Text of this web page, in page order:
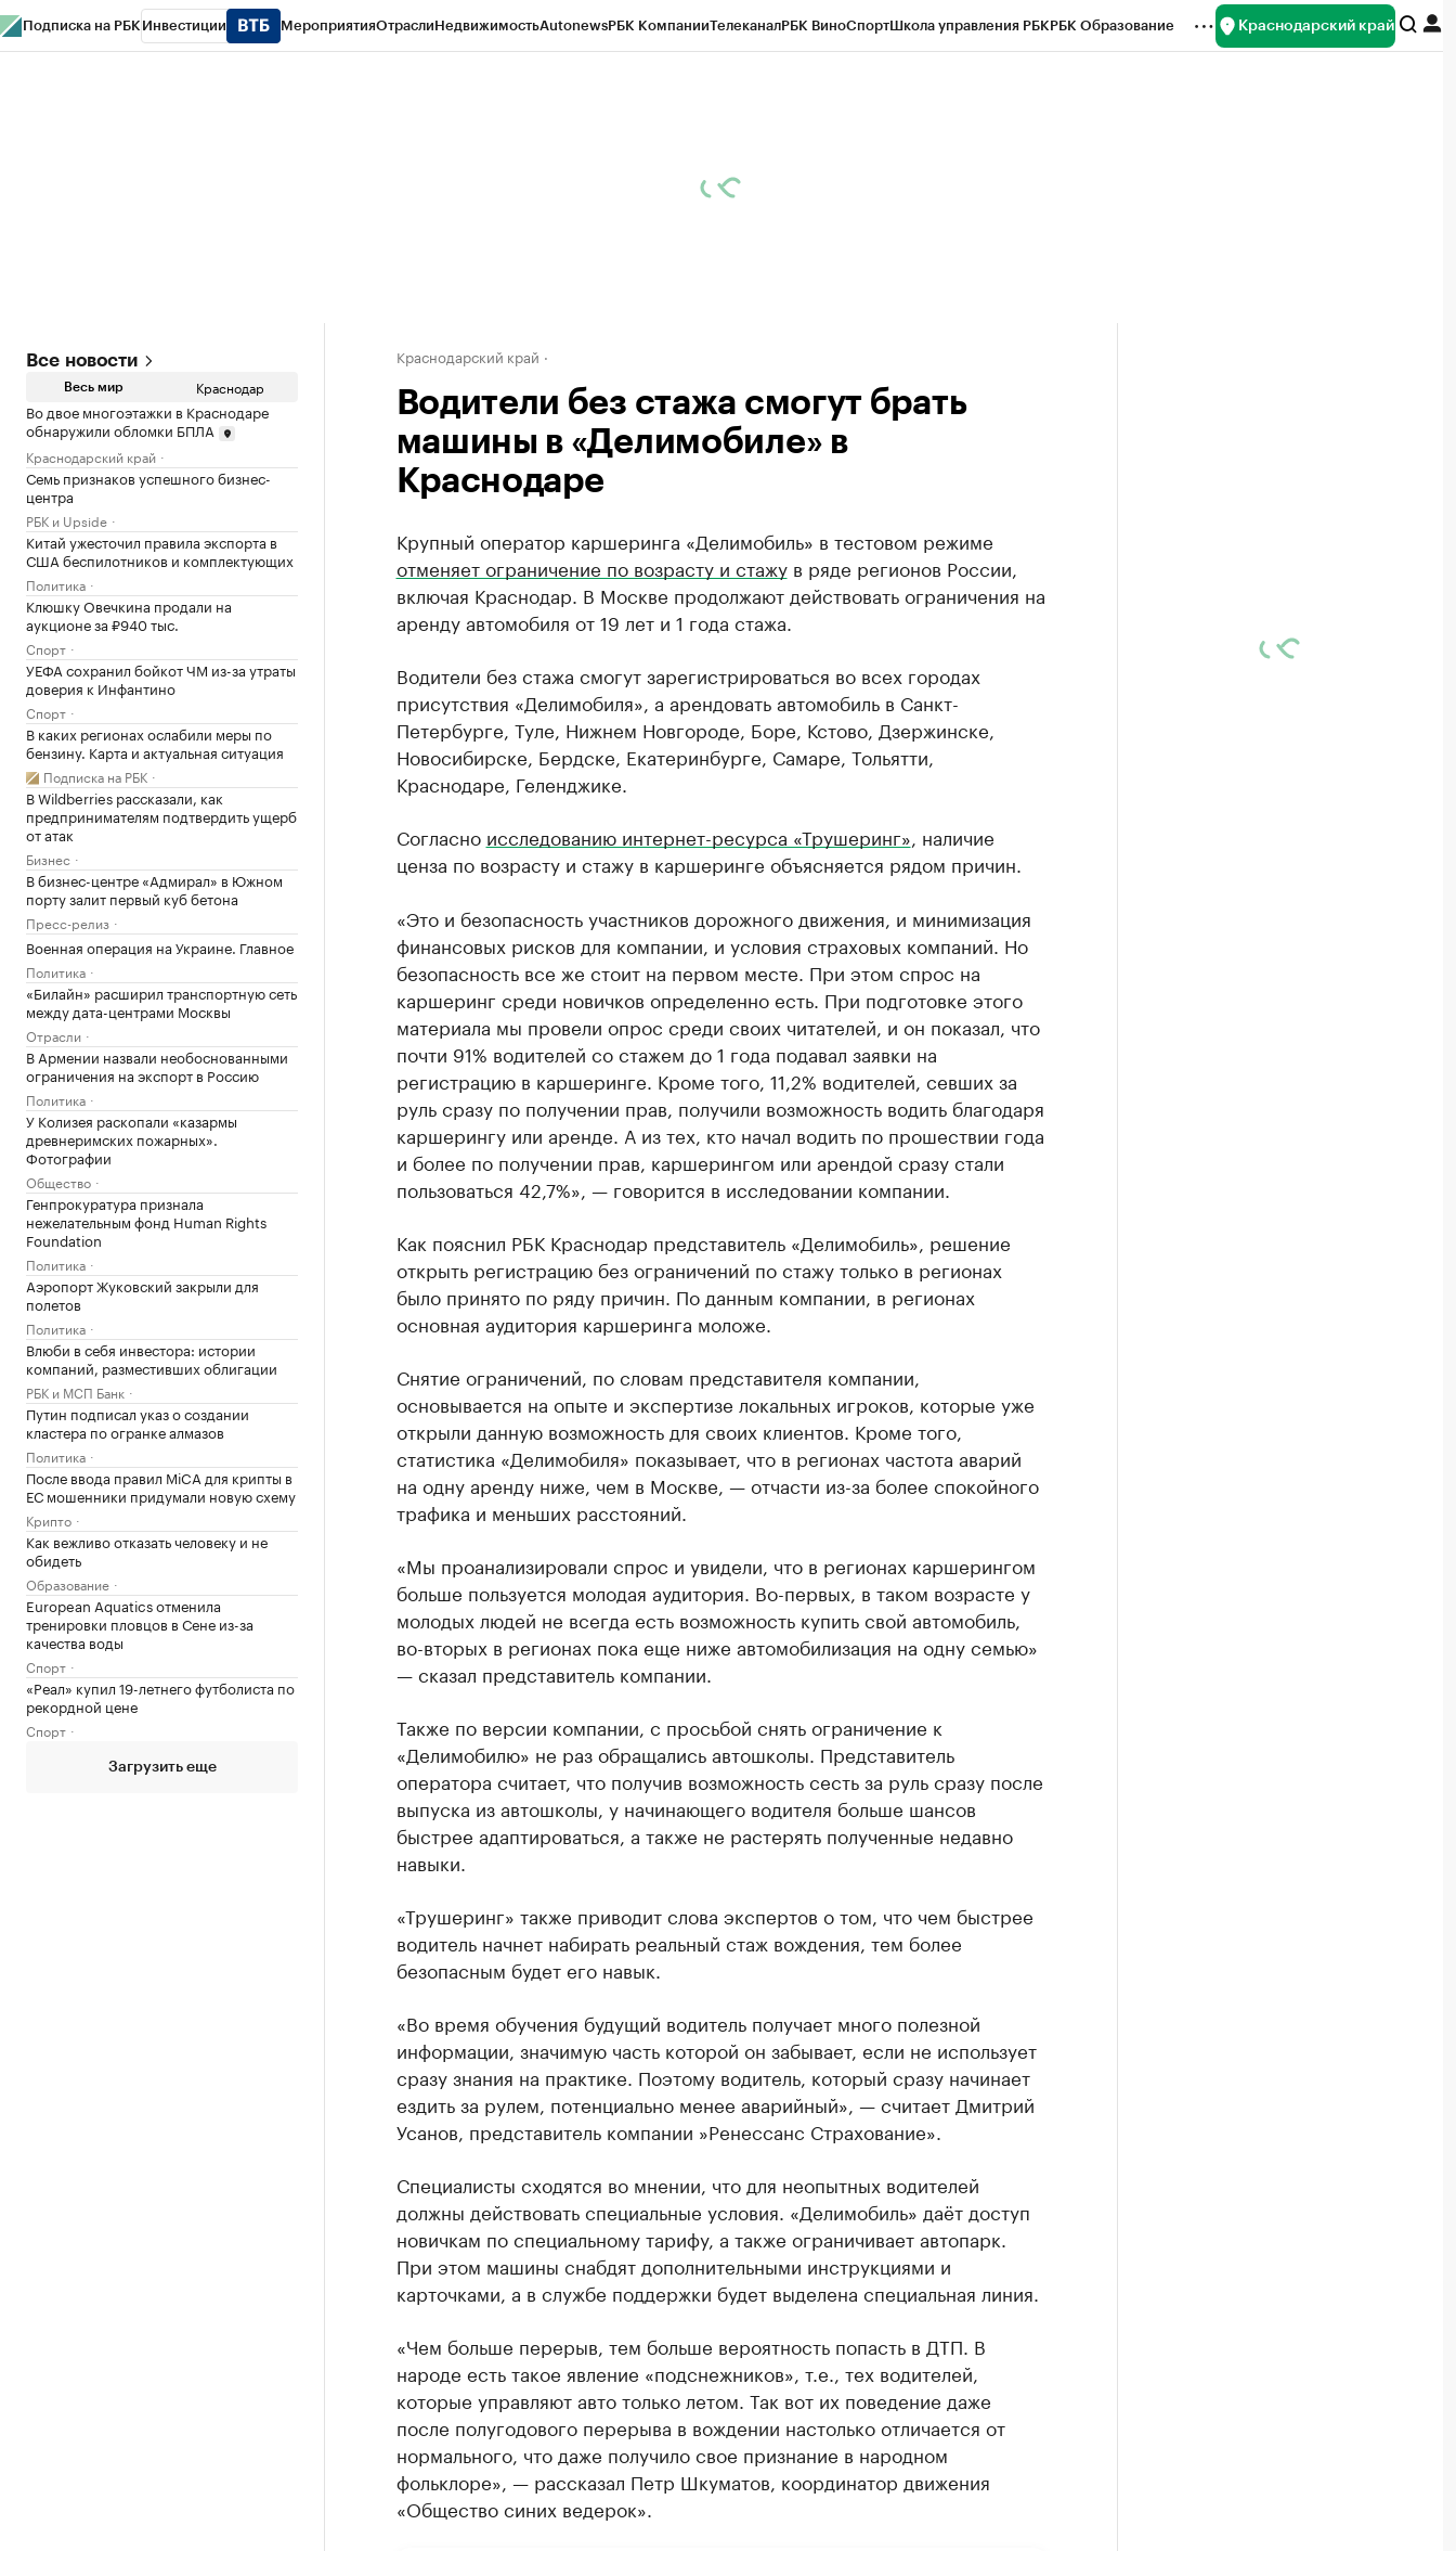
Подписка на РБК Инвестиции МероприятияОтраслиНедвижимостьAutonewsРБК КомпанииТелеканалРБК ВиноСпортШкола управления РБКРБК Образование Краснодарский край
Все новости
Весь мир Краснодар
Во двое многоэтажки в Краснодаре
обнаружили обломки БПЛА
Краснодарский край
Семь признаков успешного бизнес-
центра
РБК и Upside
Китай ужесточил правила экспорта в
США беспилотников и комплектующих
Политика
Клюшку Овечкина продали на
аукционе за ₽940 тыс.
Спорт
УЕФА сохранил бойкот ЧМ из-за утраты
доверия к Инфантино
Спорт
В каких регионах ослабили меры по
бензину. Карта и актуальная ситуация
Подписка на РБК
В Wildberries рассказали, как
предпринимателям подтвердить ущерб
от атак
Бизнес
В бизнес-центре «Адмирал» в Южном
порту залит первый куб бетона
Пресс-релиз
Военная операция на Украине. Главное
Политика
«Билайн» расширил транспортную сеть
между дата-центрами Москвы
Отрасли
В Армении назвали необоснованными
ограничения на экспорт в Россию
Политика
У Колизея раскопали «казармы
древнеримских пожарных».
Фотографии
Общество
Генпрокуратура признала
нежелательным фонд Human Rights
Foundation
Политика
Аэропорт Жуковский закрыли для
полетов
Политика
Влюби в себя инвестора: истории
компаний, разместивших облигации
РБК и МСП Банк
Путин подписал указ о создании
кластера по огранке алмазов
Политика
После ввода правил MiCA для крипты в
ЕС мошенники придумали новую схему
Крипто
Как вежливо отказать человеку и не
обидеть
Образование
European Aquatics отменила
тренировки пловцов в Сене из-за
качества воды
Спорт
«Реал» купил 19-летнего футболиста по
рекордной цене
Спорт
Загрузить еще
Краснодарский край
Водители без стажа смогут брать
машины в «Делимобиле» в
Краснодаре
Крупный оператор каршеринга «Делимобиль» в тестовом режиме
отменяет ограничение по возрасту и стажув ряде регионов России,
включая Краснодар. В Москве продолжают действовать ограничения на
аренду автомобиля от 19 лет и 1 года стажа.
Водители без стажа смогут зарегистрироваться во всех городах
присутствия «Делимобиля», а арендовать автомобиль в Санкт-
Петербурге, Туле, Нижнем Новгороде, Боре, Кстово, Дзержинске,
Новосибирске, Бердске, Екатеринбурге, Самаре, Тольятти,
Краснодаре, Геленджике.
Согласно исследованию интернет-ресурса «Трушеринг» , наличие
ценза по возрасту и стажу в каршеринге объясняется рядом причин.
«Это и безопасность участников дорожного движения, и минимизация
финансовых рисков для компании, и условия страховых компаний. Но
безопасность все же стоит на первом месте. При этом спрос на
каршеринг среди новичков определенно есть. При подготовке этого
материала мы провели опрос среди своих читателей, и он показал, что
почти 91% водителей со стажем до 1 года подавал заявки на
регистрацию в каршеринге. Кроме того, 11,2% водителей, севших за
руль сразу по получении прав, получили возможность водить благодаря
каршерингу или аренде. А из тех, кто начал водить по прошествии года
и более по получении прав, каршерингом или арендой сразу стали
пользоваться 42,7%», — говорится в исследовании компании.
Как пояснил РБК Краснодар представитель «Делимобиль», решение
открыть регистрацию без ограничений по стажу только в регионах
было принято по ряду причин. По данным компании, в регионах
основная аудитория каршеринга моложе.
Снятие ограничений, по словам представителя компании,
основывается на опыте и экспертизе локальных игроков, которые уже
открыли данную возможность для своих клиентов. Кроме того,
статистика «Делимобиля» показывает, что в регионах частота аварий
на одну аренду ниже, чем в Москве, — отчасти из-за более спокойного
трафика и меньших расстояний.
«Мы проанализировали спрос и увидели, что в регионах каршерингом
больше пользуется молодая аудитория. Во-первых, в таком возрасте у
молодых людей не всегда есть возможность купить свой автомобиль,
во-вторых в регионах пока еще ниже автомобилизация на одну семью»
— сказал представитель компании.
Также по версии компании, с просьбой снять ограничение к
«Делимобилю» не раз обращались автошколы. Представитель
оператора считает, что получив возможность сесть за руль сразу после
выпуска из автошколы, у начинающего водителя больше шансов
быстрее адаптироваться, а также не растерять полученные недавно
навыки.
«Трушеринг» также приводит слова экспертов о том, что чем быстрее
водитель начнет набирать реальный стаж вождения, тем более
безопасным будет его навык.
«Во время обучения будущий водитель получает много полезной
информации, значимую часть которой он забывает, если не использует
сразу знания на практике. Поэтому водитель, который сразу начинает
ездить за рулем, потенциально менее аварийный», — считает Дмитрий
Усанов, представитель компании »Ренессанс Страхование».
Специалисты сходятся во мнении, что для неопытных водителей
должны действовать специальные условия. «Делимобиль» даёт доступ
новичкам по специальному тарифу, а также ограничивает автопарк.
При этом машины снабдят дополнительными инструкциями и
карточками, а в службе поддержки будет выделена специальная линия.
«Чем больше перерыв, тем больше вероятность попасть в ДТП. В
народе есть такое явление «подснежников», т.е., тех водителей,
которые управляют авто только летом. Так вот их поведение даже
после полугодового перерыва в вождении настолько отличается от
нормального, что даже получило свое признание в народном
фольклоре», — рассказал Петр Шкуматов, координатор движения
«Общество синих ведерок».